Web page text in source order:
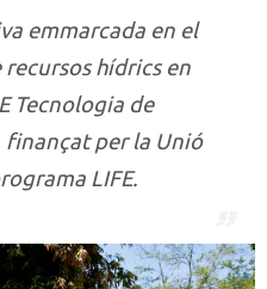
emmarcada en el
hídrics en
Tecnologia de
finançat per la Unió
LIFE.